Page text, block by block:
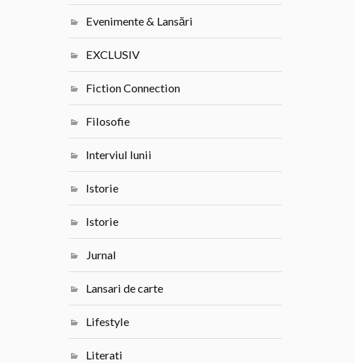
Evenimente & Lansări
EXCLUSIV
Fiction Connection
Filosofie
Interviul lunii
Istorie
Istorie
Jurnal
Lansari de carte
Lifestyle
Literati